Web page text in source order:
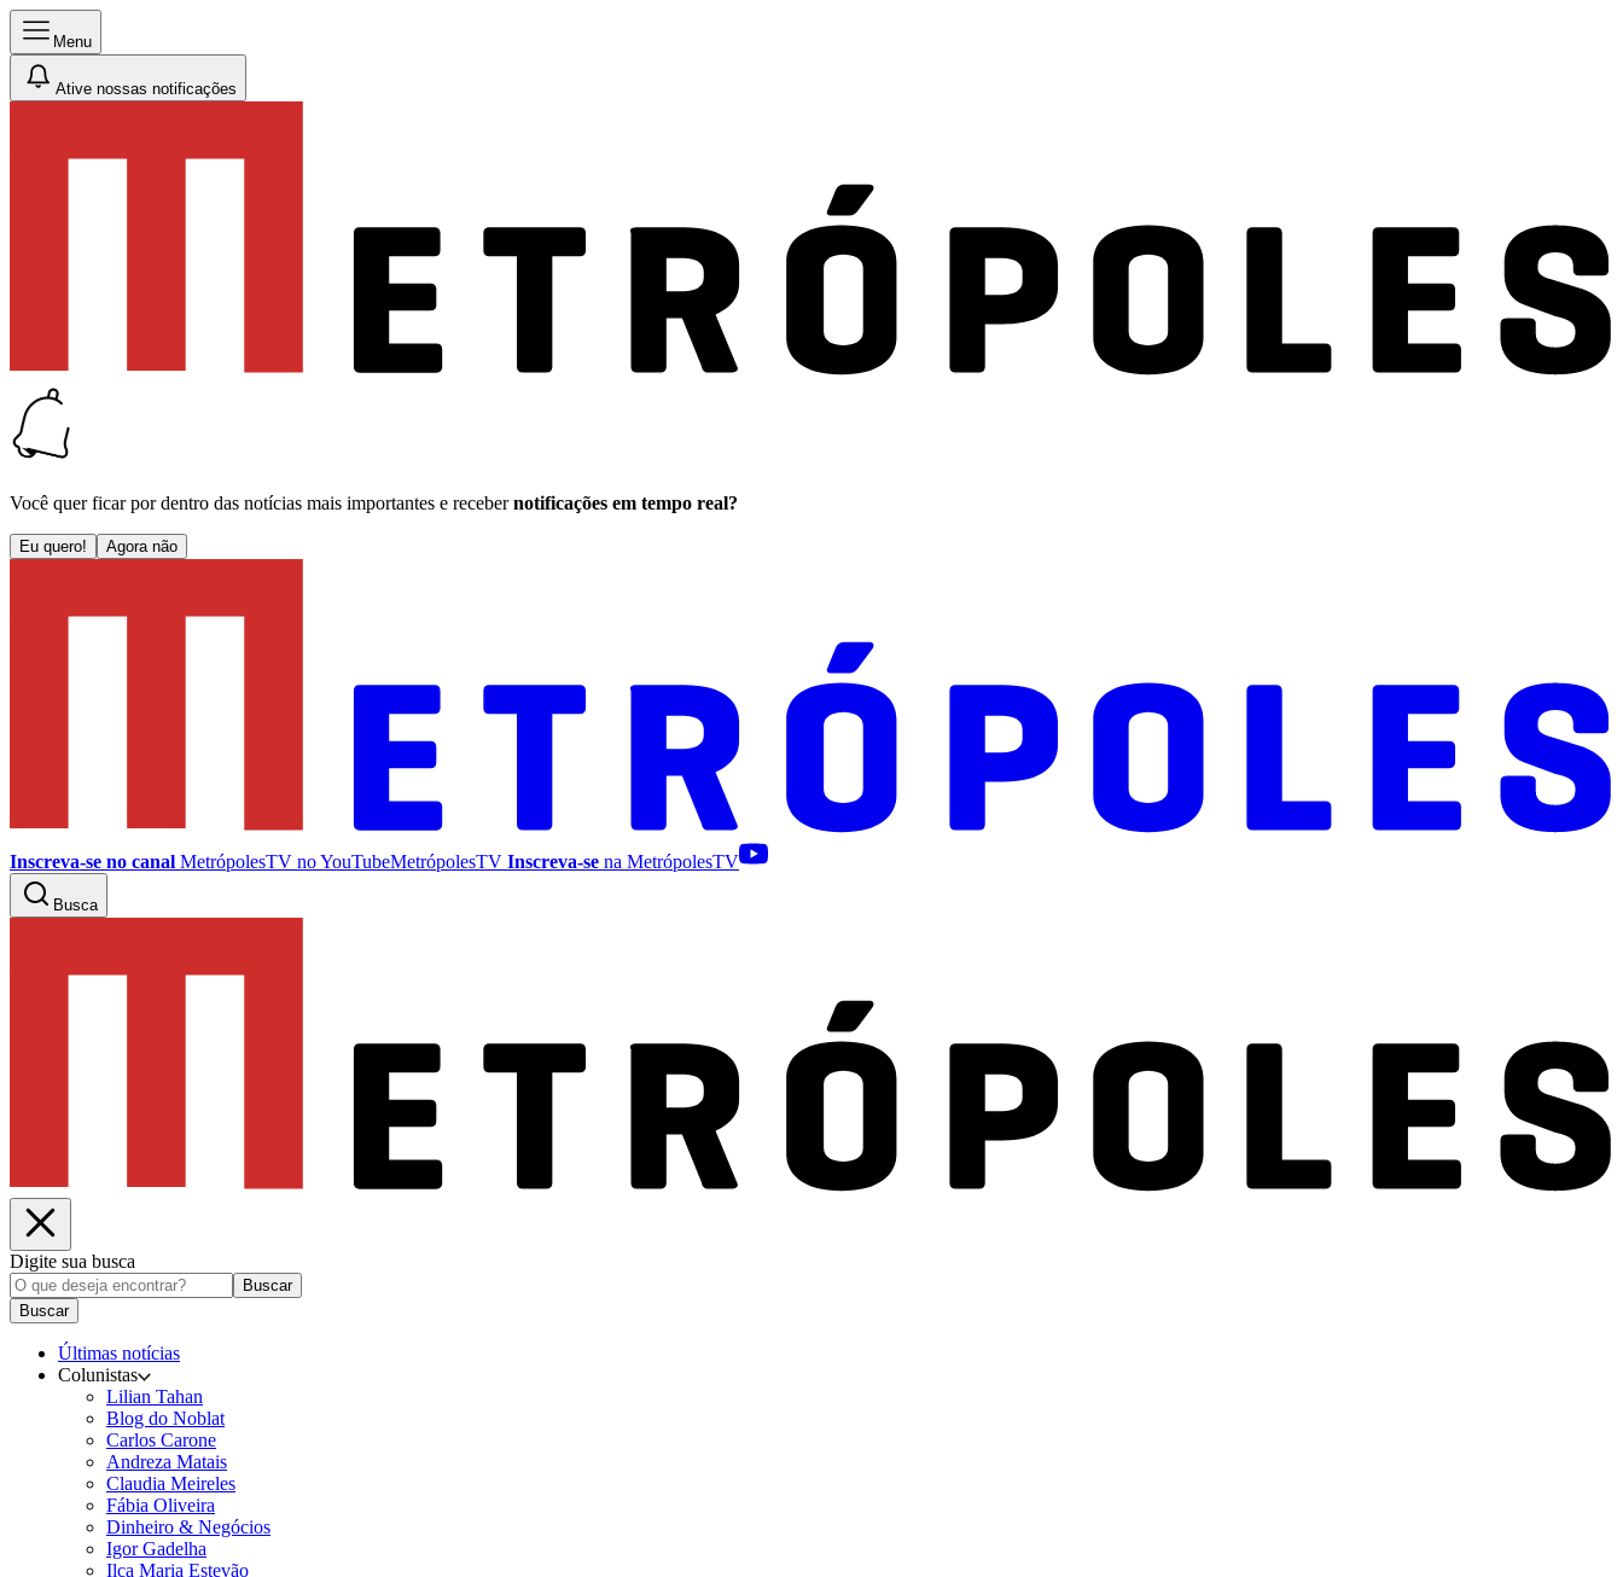
Menu
Ative nossas notificações
Você quer ficar por dentro das notícias mais importantes e receber notificações em tempo real?
Eu quero! Agora não
Inscreva-se no canal MetrópolesTV noYouTubeMetrópolesTV Inscreva-se na MetrópolesTV
Busca
Digite sua busca
Buscar
Buscar
Últimas notícias
Colunistas
Lilian Tahan
Blog do Noblat
Carlos Carone
Andreza Matais
Claudia Meireles
Fábia Oliveira
Dinheiro & Negócios
Igor Gadelha
Ilca Maria Estevão